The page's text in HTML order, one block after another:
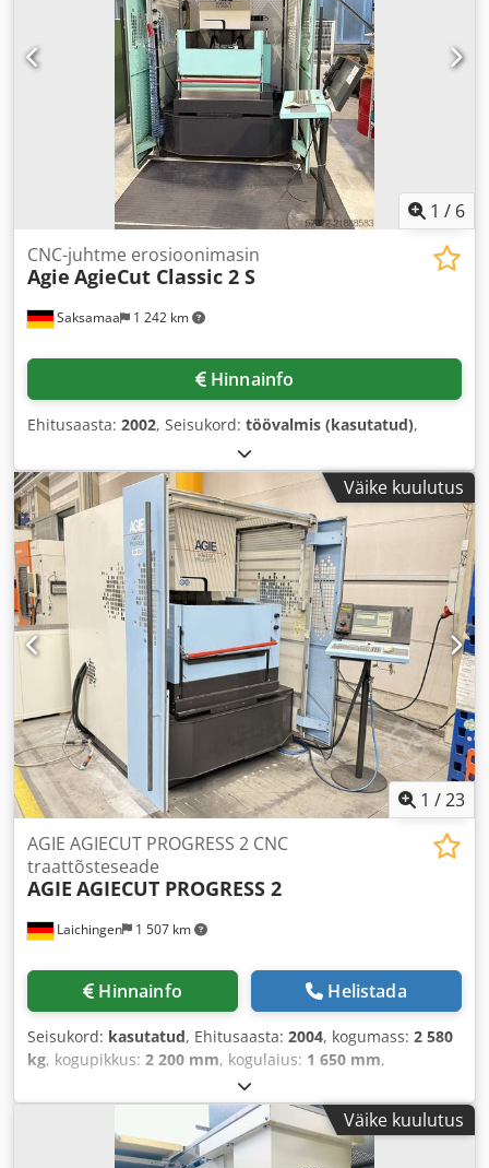
1 / 6
Saksamaa 1 242 km
CNC-juhtme erosioonimasin
Agie AgieCut Classic 2 S
Hinnainfo
Ehitusaasta: 2002, Seisukord: töövalmis (kasutatud),
Väike kuulutus
1 /23
Laichingen 1 507 km
AGIE AGIECUT PROGRESS 2 CNC
traattõsteseade
AGIE AGIECUT PROGRESS 2
Hinnainfo Helistada
Seisukord: kasutatud, Ehitusaasta: 2004, kogumass: 2 580
kg, kogupikkus: 2 200 mm, kogulaius: 1 650 mm,
Väike kuulutus